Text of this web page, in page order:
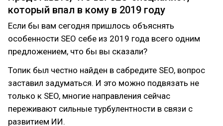
который впал в кому в 2019 году
Если бы вам сегодня пришлось объяснять
особенности SEO себе из 2019 года всего одним
предложением, что бы вы сказали?
Топик был честно найден в сабредите SEO, вопрос
заставил задуматься. И это можно подвязать не
только к SEO, многие направления сейчас
переживают сильные турбулентности в связи с
развитием ИИ.